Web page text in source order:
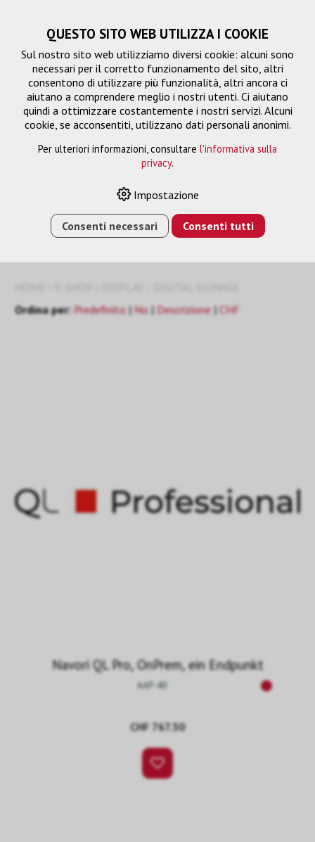
Ordina per: Predefinito|No| Descrizione |CHF
Navori QL Pro, OnPrem, ein Endpunkt
AAP-40
CHF 767.50
QUESTO SITO WEB UTILIZZA I COOKIE
Sul nostro sito web utilizziamo diversi cookie: alcuni sono
necessari per il corretto funzionamento del sito, altri
consentono di utilizzare più funzionalità, altri ancora ci
aiutano a comprendere meglio i nostri utenti. Ci aiutano
quindi a ottimizzare costantemente i nostri servizi. Alcuni
cookie, se acconsentiti, utilizzano dati personali anonimi.
Per ulteriori informazioni, consultare l'informativa sulla
privacy.
Impostazione
Consenti necessari Consenti tutti